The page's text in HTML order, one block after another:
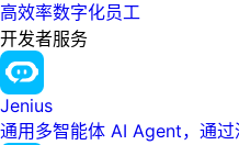
高效率数字化员工
开发者服务
Jenius
通用多智能体 AI Agent，通过